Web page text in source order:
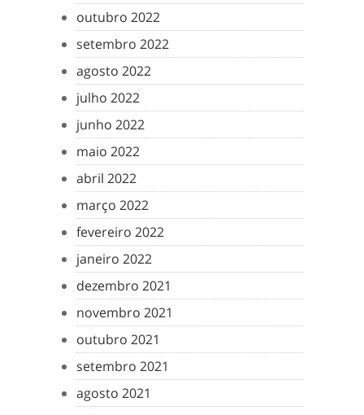
outubro 2022
setembro 2022
agosto 2022
julho 2022
junho 2022
maio 2022
abril 2022
março 2022
fevereiro 2022
janeiro 2022
dezembro 2021
novembro 2021
outubro 2021
setembro 2021
agosto 2021